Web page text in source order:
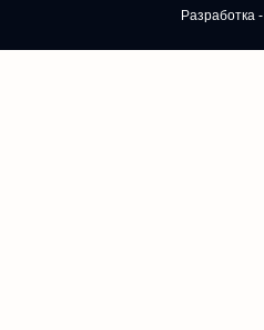
Разработка -